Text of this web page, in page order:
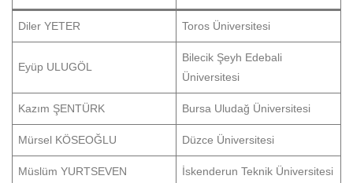
Diler YETER Toros Üniversitesi
Eyüp ULUGÖL
Bilecik Şeyh Edebali
Üniversitesi
Kazım ŞENTÜRK Bursa Uludağ Üniversitesi
Mürsel KÖSEOĞLU Düzce Üniversitesi
Müslüm YURTSEVEN İskenderun Teknik Üniversitesi